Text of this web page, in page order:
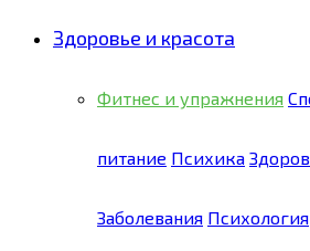
Здоровье и красота
Фитнес и упражнения
питание Психика
Заболевания Психология